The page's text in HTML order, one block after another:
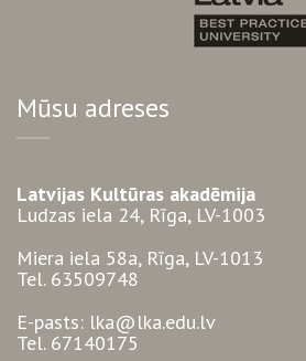
Mūsu adreses
Latvijas Kultūras akadēmija
Ludzas iela 24, Rīga, LV-1003
Miera iela 58a, Rīga, LV-1013
Tel. 63509748
E-pasts: lka@lka.edu.lv
Tel. 67140175